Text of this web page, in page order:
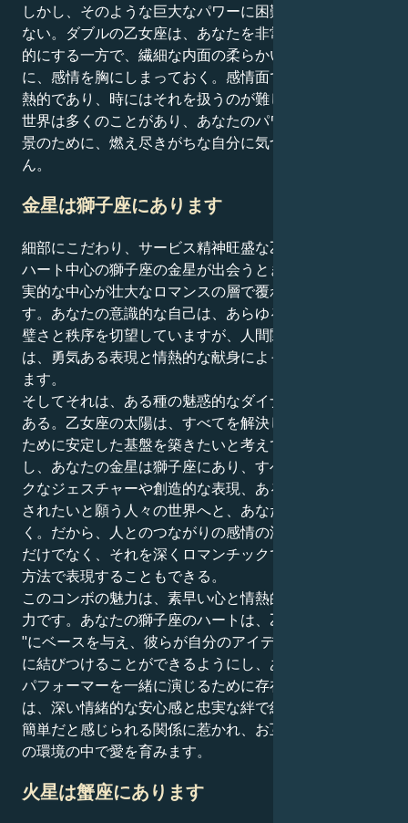
しかし、そのような巨大なパワーに困難がないわけでは
ない。ダブルの乙女座は、あなたを非常に批判的で防衛
的にする一方で、繊細な内面の柔らかい核を守るため
に、感情を胸にしまっておく。感情面では、あなたは情
熱的であり、時にはそれを扱うのが難しいこともある。
世界は多くのことがあり、あなたのパワフルな内なる風
景のために、燃え尽きがちな自分に気づくかもしれませ
ん。
金星は獅子座にあります
細部にこだわり、サービス精神旺盛な乙女座の太陽と、
ハート中心の獅子座の金星が出会うとき。あなたは、現
実的な中心が壮大なロマンスの層で覆われている人で
す。あなたの意識的な自己は、あらゆる物事において完
璧さと秩序を切望していますが、人間関係の秘密の世界
は、勇気ある表現と情熱的な献身によって成り立ってい
ます。
そしてそれは、ある種の魅惑的なダイナミズムの中心に
ある。乙女座の太陽は、すべてを解決し、パートナーの
ために安定した基盤を築きたいと考えています。しか
し、あなたの金星は獅子座にあり、すべてをドラマチッ
クなジェスチャーや創造的な表現、あるいはあなたに愛
されたいと願う人々の世界へと、あなたを引っ張ってい
く。だから、人とのつながりの感情の深さを経験できる
だけでなく、それを深くロマンチックで忠実で肉体的な
方法で表現することもできる。
このコンボの魅力は、素早い心と情熱的な心で愛する能
力です。あなたの獅子座のハートは、乙女座の "もしも
"にベースを与え、彼らが自分のアイデアを地上の真実
に結びつけることができるようにし、あなたは古典的な
パフォーマーを一緒に演じるために存在します。あなた
は、深い情緒的な安心感と忠実な絆で結ばれた、堅実で
簡単だと感じられる関係に惹かれ、お互いの尊敬と感謝
の環境の中で愛を育みます。
火星は蟹座にあります